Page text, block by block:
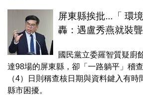
屏東縣挨批...「 環
轟：遇盧秀燕就裝
國民黨立委羅智質疑廚
達98場的屏東縣，卻「一路躺平」稽
（4）日則稱查核日期與資料鍵入有
縣市困擾。